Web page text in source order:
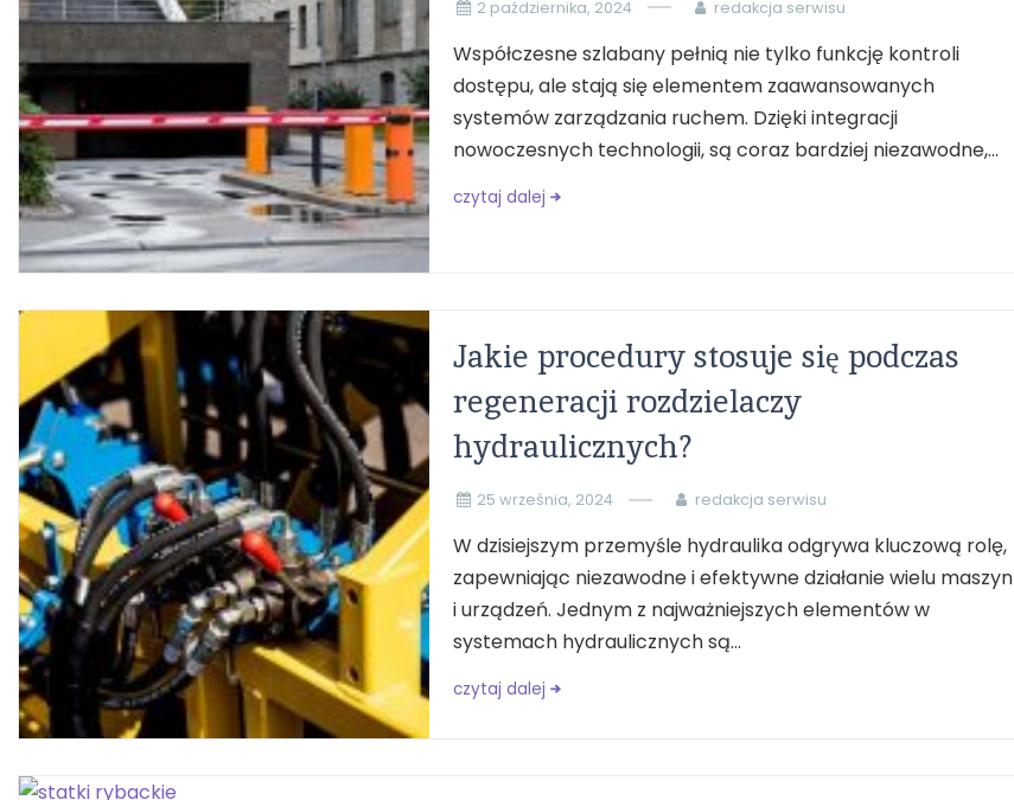
2 października, 2024 redakcja serwisu
Współczesne szlabany pełnią nie tylko funkcję kontroli
dostępu, ale stają się elementem zaawansowanych
systemów zarządzania ruchem. Dzięki integracji
nowoczesnych technologii, są coraz bardziej niezawodne,...
czytaj dalej
Jakie procedury stosuje się podczas
regeneracji rozdzielaczy
hydraulicznych?
25 września, 2024 redakcja serwisu
W dzisiejszym przemyśle hydraulika odgrywa kluczową rolę,
zapewniając niezawodne i efektywne działanie wielu maszyn
i urządzeń. Jednym z najważniejszych elementów w
systemach hydraulicznych są...
czytaj dalej